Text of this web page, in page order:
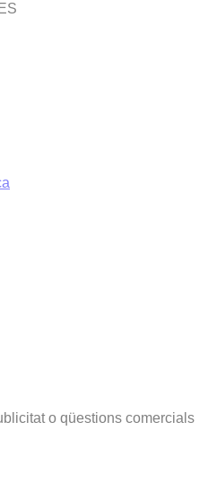
o qüestions comercials